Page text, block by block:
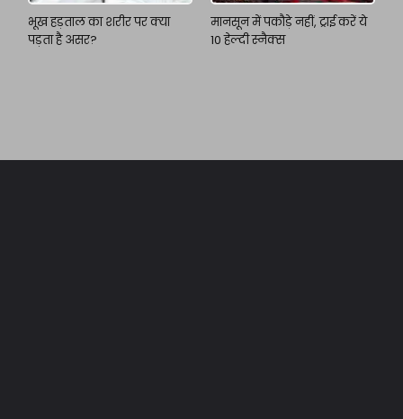
भूख हड़ताल का शरीर पर क्या
पड़ता है असर?
मानसून में पकौड़े नहीं, ट्राई करें ये
10 हेल्दी स्नैक्स